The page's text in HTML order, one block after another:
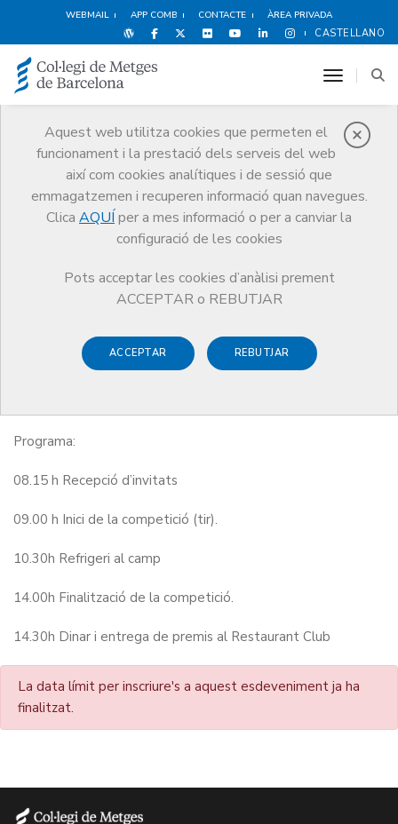
WEBMAIL APP COMB CONTACTE ÀREA PRIVADA
CASTELLANO
Aquest web utilitza cookies que permeten el
funcionament i la prestació dels serveis del web
així com cookies analítiques i de sessió que
emmagatzemen i recuperen informació quan navegues.
Clica AQUÍ per a mes informació o per a canviar la
configuració de les cookies
Pots acceptar les cookies d’anàlisi prement
ACCEPTAR o REBUTJAR
ACCEPTAR REBUTJAR
toggle
Agenda
Agenda Inscripció activitat
XXVII Torneig de Golf CoMB
- Medijocs 2023 (Presencial)
Programa:
08.15 h Recepció d’invitats
09.00 h Inici de la competició (tir).
10.30h Refrigeri al camp
14.00h Finalització de la competició.
14.30h Dinar i entrega de premis al Restaurant Club
La data límit per inscriure's a aquest esdeveniment ja ha
finalitzat.